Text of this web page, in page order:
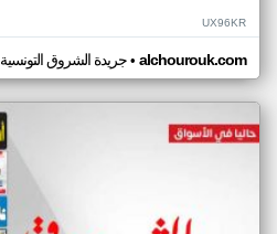
UX96KR
جريدة الشروق التونسية• alchourouk.com